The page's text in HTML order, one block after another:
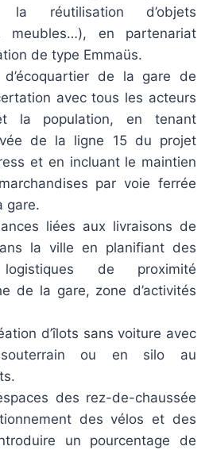
réutilisation d’objets
meubles…), en partenariat
de type Emmaüs.
de la gare de
avec tous les acteurs
la population, en tenant
de la ligne 15 du projet
et en incluant le maintien
par voie ferrée
gare.
liées aux livraisons de
la ville en planifiant des
logistiques de proximité
de la gare, zone d’activités
d’îlots sans voiture avec
souterrain ou en silo au
des rez-de-chaussée
des vélos et des
un pourcentage de